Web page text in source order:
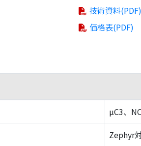
技術資料(PDF)
価格表(PDF)
µC3、
Zephyr